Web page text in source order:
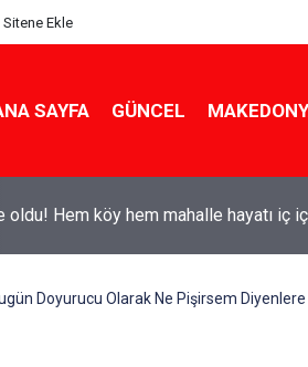
Sitene Ekle
SAYFA GÜNCEL
oldu! Hem köy hem mahalle hayatı iç
Doyurucu Olarak Ne Pişirsem